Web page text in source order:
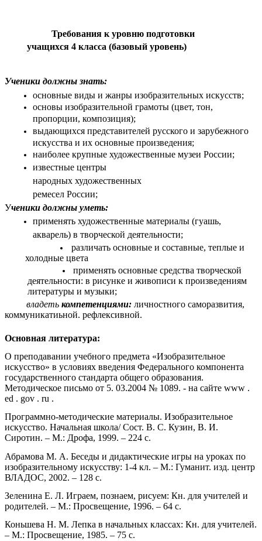
Требования к уровню подготовки
учащихся 4 класса (базовый уровень)
Ученики должны знать:
основные виды и жанры изобразительных искусств;
основы изобразительной грамоты (цвет, тон,
пропорции, композиция);
выдающихся представителей русского и зарубежного
искусства и их основные произведения;
наиболее крупные художественные музеи России;
известные центры
народных художественных
ремесел России;
Ученики должны уметь:
применять художественные материалы (гуашь,
акварель) в творческой деятельности;
различать основные и составные, теплые и
холодные цвета
применять основные средства творческой
деятельности: в рисунке и живописи к произведениям
литературы и музыки;
владетькомпетенциями:личностного саморазвития,
коммуникатиьной. рефлексивной.
Основная литература:
О преподавании учебного предмета «Изобразительное
искусство» в условиях введения Федерального компонента
государственного стандарта общего образования.
Методическое письмо от 5. 03.2004 № 1089. - на сайте www .
ed . gov . ru .
Программно-методические материалы. Изобразительное
искусство. Начальная школа/ Сост. В. С. Кузин, В. И.
Сиротин. – М.: Дрофа, 1999. – 224 с.
Абрамова М. А. Беседы и дидактические игры на уроках по
изобразительному искусству: 1-4 кл. – М.: Гуманит. изд. центр
ВЛАДОС, 2002. – 128 с.
Зеленина Е. Л. Играем, познаем, рисуем: Кн. для учителей и
родителей. – М.: Просвещение, 1996. – 64 с.
Коньшева Н. М. Лепка в начальных классах: Кн. для учителей.
– М.: Просвещение, 1985. – 75 с.